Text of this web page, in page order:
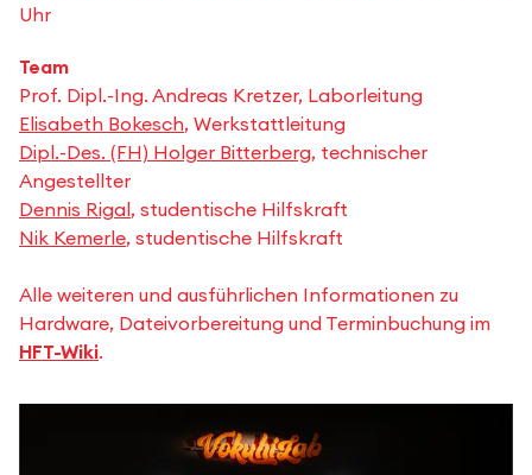
Uhr
Team
Prof. Dipl.-Ing. Andreas Kretzer, Laborleitung
Elisabeth Bokesch, Werkstattleitung
Dipl.-Des. (FH) Holger Bitterberg, technischer
Angestellter
Dennis Rigal, studentische Hilfskraft
Nik Kemerle, studentische Hilfskraft
Alle weiteren und ausführlichen Informationen zu
Hardware, Dateivorbereitung und Terminbuchung im
HFT-Wiki.